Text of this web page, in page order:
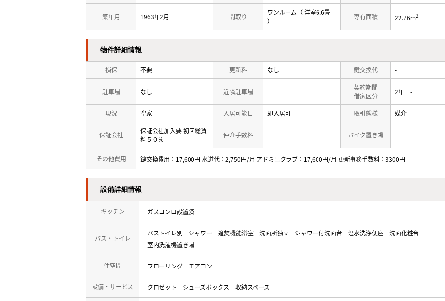
築年月 1963年2月 間取り
ワンルーム（ 洋室6.6畳
）
専有面積 22.76ｍ2
物件詳細情報
損保 不要 更新料 なし 鍵交換代 -
駐車場 なし 近隣駐車場
契約期間
借家区分
2年 -
現況 空家 入居可能日 即入居可 取引態様 媒介
保証会社
保証会社加入要 初回総賃
料５０％
仲介手数料 バイク置き場
その他費用 鍵交換費用：17,600円 水道代：2,750円/月 アドミニクラブ：17,600円/月 更新事務手数料：3300円
設備詳細情報
キッチン ガスコンロ設置済
バス・トイレ
バストイレ別 シャワー 追焚機能浴室 洗面所独立 シャワー付洗面台 温水洗浄便座
洗面化粧台
室内洗濯機置き場
住空間 フローリング エアコン
設備・サービス クロゼット シューズボックス 収納スペース